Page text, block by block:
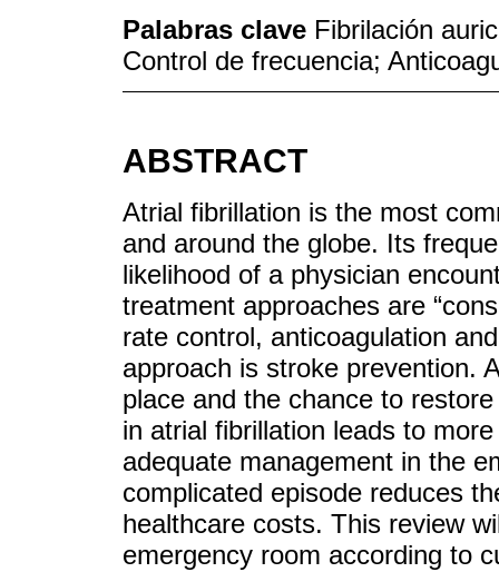
Palabras clave Fibrilación
Control de frecuencia;
ABSTRACT
Atrial fibrillation is the most
and around the globe. Its
likelihood of a physician
treatment approaches are
rate control, anticoagulation
approach is stroke prevention.
place and the chance to
in atrial fibrillation leads to
adequate management in the
complicated episode reduces
healthcare costs. This review
emergency room according to